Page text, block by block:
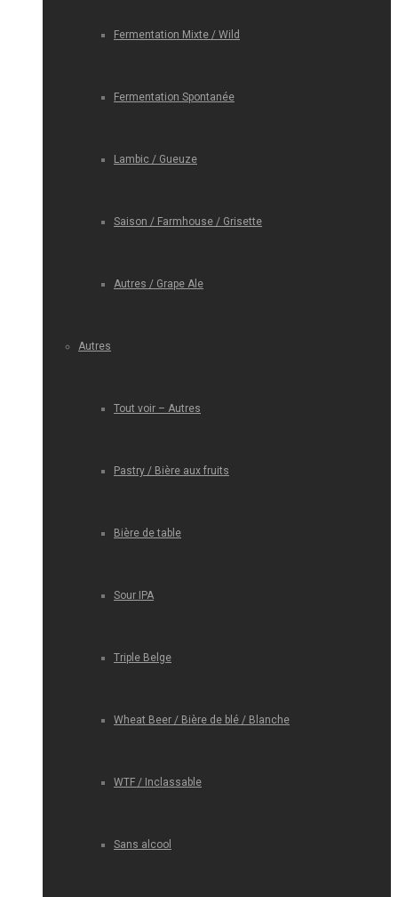
Fermentation Mixte / Wild
Fermentation Spontanée
Lambic / Gueuze
Saison / Farmhouse / Grisette
Autres / Grape Ale
Autres
Tout voir – Autres
Pastry / Bière aux fruits
Bière de table
Sour IPA
Triple Belge
Wheat Beer / Bière de blé / Blanche
WTF / Inclassable
Sans alcool